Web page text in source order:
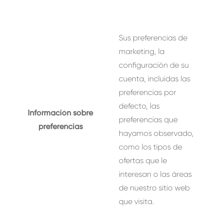
Información sobre
preferencias
Sus preferencias de
marketing, la
configuración de su
cuenta, incluidas las
preferencias por
defecto, las
preferencias que
hayamos observado,
como los tipos de
ofertas que le
interesan o las áreas
de nuestro sitio web
que visita.